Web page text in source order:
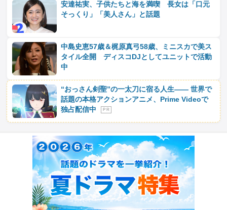
安達祐実、子供たちと海を満喫 長女は「口元
そっくり」「美人さん」と話題
中島史恵57歳＆梶原真弓58歳、ミニスカで美ス
タイル全開 ディスコDJとしてユニットで活動
中
“おっさん剣聖”の一太刀に宿る人生―― 世界で
話題の本格アクションアニメ、Prime Videoで
独占配信中
P R